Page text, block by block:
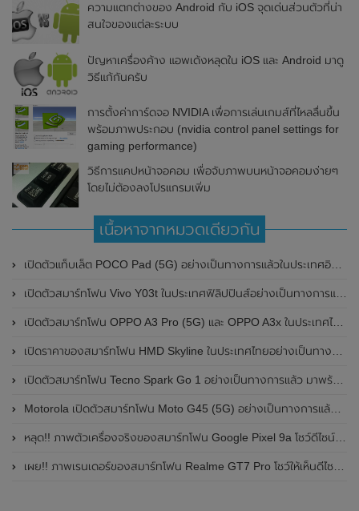
ความแตกต่างของ Android กับ iOS จุดเด่นส่วนตัวที่น่า
สนใจของแต่ละระบบ
ปัญหาเครื่องค้าง แอพเด้งหลุดใน iOS และ Android มาดู
วิธีแก้กันครับ
การตั้งค่าการ์ดจอ NVIDIA เพื่อการเล่นเกมส์ที่ไหลลื่นขึ้น
พร้อมภาพประกอบ (nvidia control panel settings for
gaming performance)
วิธีการแคปหน้าจอคอม เพื่อจับภาพบนหน้าจอคอมง่ายๆ
โดยไม่ต้องลงโปรแกรมเพิ่ม
เนื้อหาจากหมวดเดียวกัน
เปิดตัวแท็บเล็ต POCO Pad (5G) อย่างเป็นทางการแล้วในประเทศอินเดีย มาพร้อมชิปเซ็ต Snapdragon 7s Gen 2 ของ Qualcomm และรองรับเครือข่าย 5G
เปิดตัวสมาร์ทโฟน Vivo Y03t ในประเทศฟิลิปปินส์อย่างเป็นทางการแล้ว มาพร้อมชิปเซ็ต Unisoc T612 , กล้องหลัง ความละเอียด 13MP , แบตเตอรี่ 5,000mAh และหน้าจอแสดงผล LCD / 90Hz
เปิดตัวสมาร์ทโฟน OPPO A3 Pro (5G) และ OPPO A3x ในประเทศไทยอย่างเป็นทางการแล้ว ในราคาเริ่มต้นเพียง 3,999 บาท
เปิดราคาของสมาร์ทโฟน HMD Skyline ในประเทศไทยอย่างเป็นทางการแล้ว ราคา 14,990 บาท
เปิดตัวสมาร์ทโฟน Tecno Spark Go 1 อย่างเป็นทางการแล้ว มาพร้อมหน้าจอแสดงผล LCD / 120Hz , แบตเตอรี่ 5,000mAh และใช้ชิปเซ็ต Unisoc
Motorola เปิดตัวสมาร์ทโฟน Moto G45 (5G) อย่างเป็นทางการแล้วในอินเดีย
หลุด!! ภาพตัวเครื่องจริงของสมาร์ทโฟน Google Pixel 9a โชว์ดีไซน์ใหม่ กล้องหลังแบนราบ ไม่มีกรอบของกล้องแล้ว
เผย!! ภาพเรนเดอร์ของสมาร์ทโฟน Realme GT7 Pro โชว์ให้เห็นดีไซน์ใหม่ พร้อมเผยรายละเอียดสเปกที่สำคัญบางส่วน